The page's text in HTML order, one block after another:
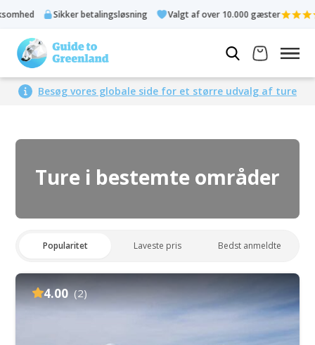
betalingsløsning Valgt af over 10.000 gæster Bedømt
Besøg vores globale side for et større udvalg af ture
Ture i bestemte områder
Popularitet Laveste pris Bedst anmeldte
4.00 (2)